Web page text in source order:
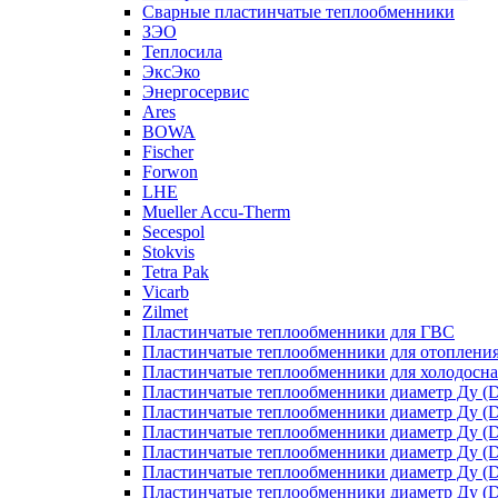
Сварные пластинчатые теплообменники
ЗЭО
Теплосила
ЭксЭко
Энергосервис
Ares
BOWA
Fischer
Forwon
LHE
Mueller Accu-Therm
Secespol
Stokvis
Tetra Pak
Vicarb
Zilmet
Пластинчатые теплообменники для ГВС
Пластинчатые теплообменники для
Пластинчатые теплообменники для
Пластинчатые теплообменники диаметр Ду
Пластинчатые теплообменники диаметр Ду
Пластинчатые теплообменники диаметр Ду
Пластинчатые теплообменники диаметр Ду
Пластинчатые теплообменники диаметр Ду
Пластинчатые теплообменники диаметр Ду